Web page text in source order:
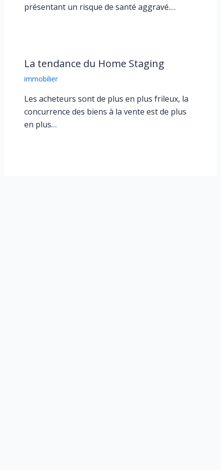
présentant un risque de santé aggravé.…
La tendance du Home Staging
immobilier
Les acheteurs sont de plus en plus frileux, la
concurrence des biens à la vente est de plus
en plus…